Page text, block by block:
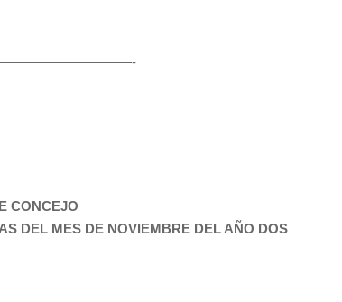
CONCEJO
DEL MES DE NOVIEMBRE DEL AÑO DOS